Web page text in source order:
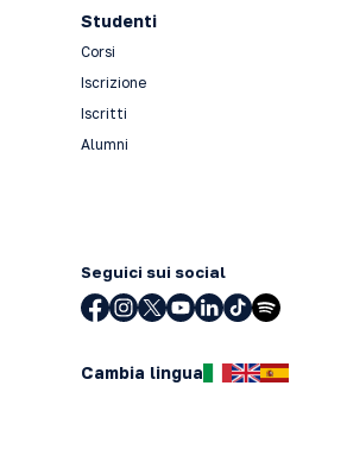
Studenti
Corsi
Iscrizione
Iscritti
Alumni
Seguici sui social
Cambia lingua